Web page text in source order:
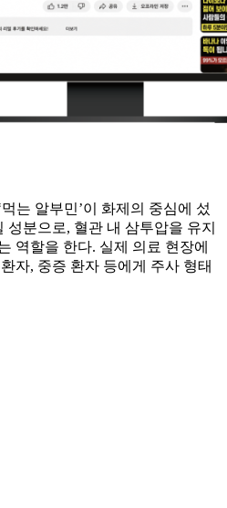
는 알부민’이 화제의 중심에 섰
분으로, 혈관 내 삼투압을 유지
역할을 한다. 실제 의료 현장에
자, 중증 환자 등에게 주사 형태